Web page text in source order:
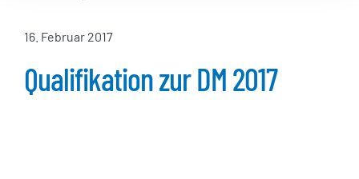
16. Februar 2017
Qualifikation zur DM 2017